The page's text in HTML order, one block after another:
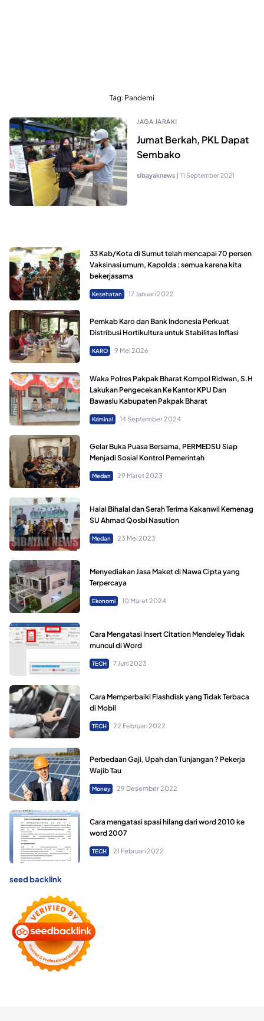
Tag: Pandemi
JAGA JARAK!
Jumat Berkah, PKL Dapat
Sembako
sibayaknews | 11 September 2021
33 Kab/Kota di Sumut telah mencapai 70 persen
Vaksinasi umum, Kapolda : semua karena kita
bekerjasama
Kesehatan 17 Januari 2022
Pemkab Karo dan Bank Indonesia Perkuat
Distribusi Hortikultura untuk Stabilitas Inflasi
KARO 9 Mei 2026
Waka Polres Pakpak Bharat Kompol Ridwan, S.H
Lakukan Pengecekan Ke Kantor KPU Dan
Bawaslu Kabupaten Pakpak Bharat
Kriminal 14 September 2024
Gelar Buka Puasa Bersama, PERMEDSU Siap
Menjadi Sosial Kontrol Pemerintah
Medan 29 Maret 2023
Halal Bihalal dan Serah Terima Kakanwil Kemenag
SU Ahmad Qosbi Nasution
Medan 23 Mei 2023
Menyediakan Jasa Maket di Nawa Cipta yang
Terpercaya
Ekonomi 10 Maret 2024
Cara Mengatasi Insert Citation Mendeley Tidak
muncul di Word
TECH 7 Juni 2023
Cara Memperbaiki Flashdisk yang Tidak Terbaca
di Mobil
TECH 22 Februari 2022
Perbedaan Gaji, Upah dan Tunjangan ? Pekerja
Wajib Tau
Money 29 Desember 2022
Cara mengatasi spasi hilang dari word 2010 ke
word 2007
TECH 21 Februari 2022
seed backlink